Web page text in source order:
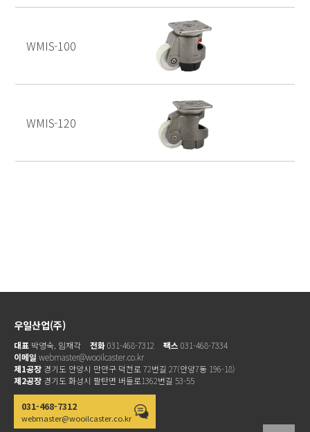
WMIS-100
WMIS-120
우일산업(주)
대표 박영숙, 임재각 전화031-468-7312 팩스 031-468-7334
이메일 webmaster@wooilcaster.co.kr
제1공장 경기도 안양시 만안구 덕천로 72번길 27(안양7동 196-18)
제2공장 경기도 화성시 팔탄면 버들로1362번길 53-55
031-468-7312
webmaster@wooilcaster.co.kr